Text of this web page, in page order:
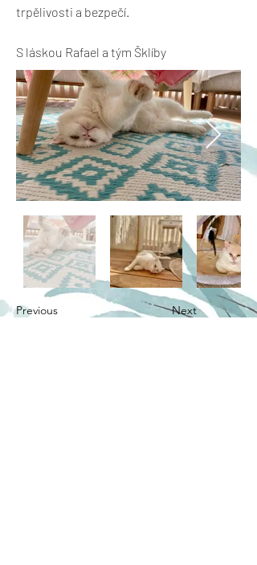
trpělivosti a bezpečí.
S láskou Rafael a tým Šklíby
Previous Next